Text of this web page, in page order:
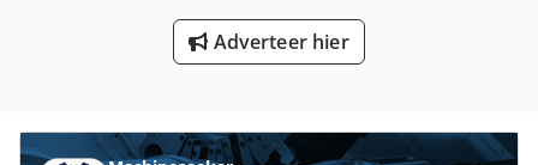
Schuren Van De Machine
Adverteer hier